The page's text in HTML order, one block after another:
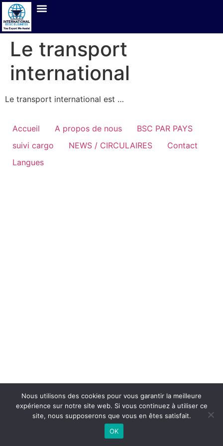
Le transport
international
Le transport international est …
Accueil A propos de nous
BSC PAR PAYS
suivi cargo
NEWS / CIRCULAIRES
Contact
Langues
Nous utilisons des cookies pour vous garantir la meilleure
expérience sur notre site web. Si vous continuez à utiliser ce
site, nous supposerons que vous en êtes satisfait.
OK